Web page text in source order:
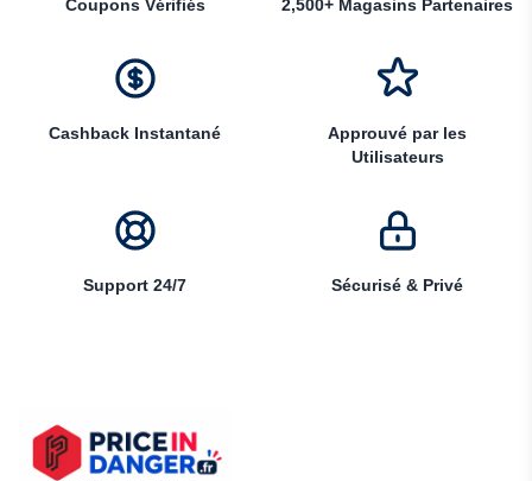
Coupons Vérifiés 2,500+ Magasins Partenaires
Cashback Instantané
Approuvé par les
Utilisateurs
Support 24/7 Sécurisé & Privé